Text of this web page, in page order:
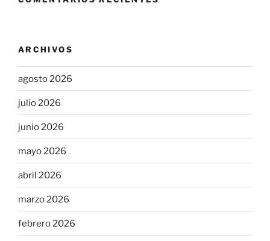
ARCHIVOS
agosto 2026
julio 2026
junio 2026
mayo 2026
abril 2026
marzo 2026
febrero 2026